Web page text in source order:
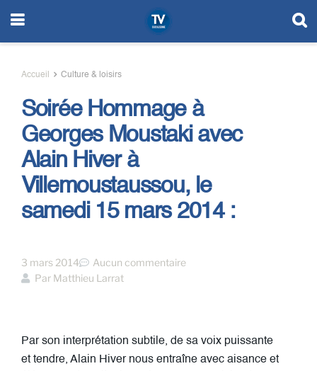
Accueil Culture & loisirs
Soirée Hommage à
Georges Moustaki avec
Alain Hiver à
Villemoustaussou, le
samedi 15 mars 2014 :
3 mars 2014
Aucun commentaire
Par Matthieu Larrat
Par son interprétation subtile, de sa voix puissante
et tendre, Alain Hiver nous entraîne avec aisance et